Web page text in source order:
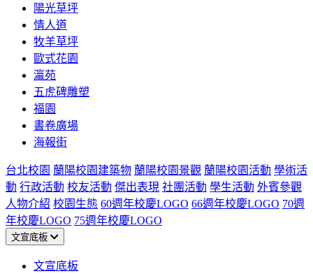
陽光草坪
情人道
牧羊草坪
歐式花園
瀛苑
五虎碑雕塑
福園
書卷廣場
海報街
台北校園 蘭陽校園建築物 蘭陽校園景觀 蘭陽校園活動 學術活
動 行政活動 校友活動 傑出表現 社團活動 學生活動 外賓參觀
人物介紹 校園生態 60週年校慶LOGO 66週年校慶LOGO 70週
年校慶LOGO 75週年校慶LOGO
文宣底板
文宣底板